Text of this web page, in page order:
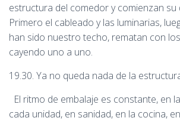
estructura del comedor y comienzan su
Primero el cableado y las luminarias,
han sido nuestro techo, rematan con
cayendo uno a uno.
19.30. Ya no queda nada de la
El ritmo de embalaje es constante, en
cada unidad, en sanidad, en la cocina,